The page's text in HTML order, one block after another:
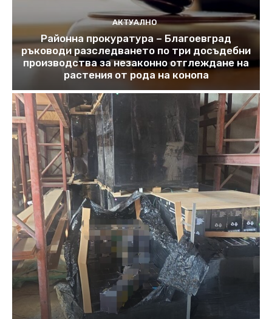
АКТУАЛНО
Районна прокуратура – Благоевград
ръководи разследването по три досъдебни
производства за незаконно отглеждане на
растения от рода на конопа